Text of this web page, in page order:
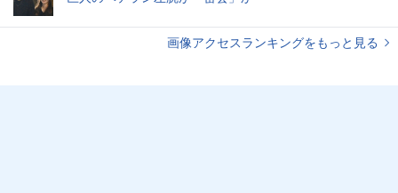
画像アクセスランキングをもっと見る